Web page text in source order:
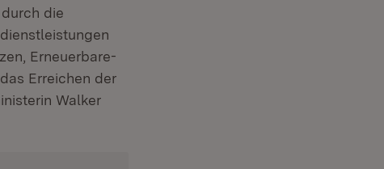
die
Erneuerbare-
in neuem Fenster)
Erreichen der
Walker